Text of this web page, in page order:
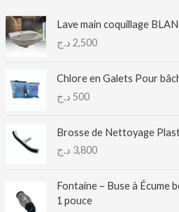
Lave main coquillage
2,500 د.ج
Chlore en Galets Pour
500 د.ج
Brosse de Nettoyage
3,800 د.ج
Fontaine – Buse à Écume
1 pouce